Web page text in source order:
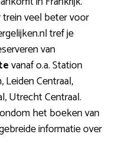
trein veel beter voor
tref je
van
vanaf o.a. Station
Leiden Centraal,
Utrecht Centraal.
het boeken van
informatie over